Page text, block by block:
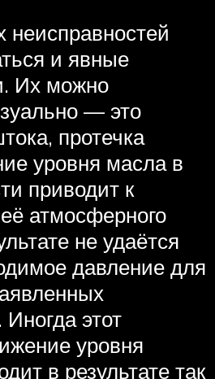
и явные
Их можно
— это
протечка
уровня масла в
приводит к
атмосферного
не удаётся
давление для
Иногда этот
уровня
в результате так